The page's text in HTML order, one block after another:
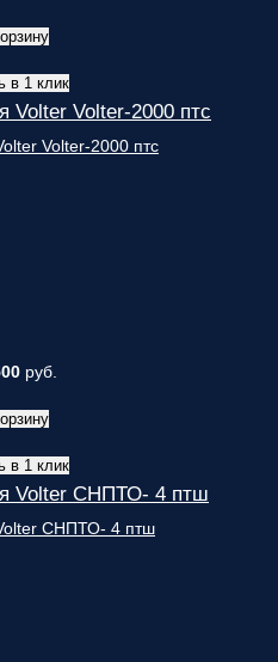
в 1 клик
Volter Volter-2000 птс
руб.
в 1 клик
Volter СНПТО- 4 птш